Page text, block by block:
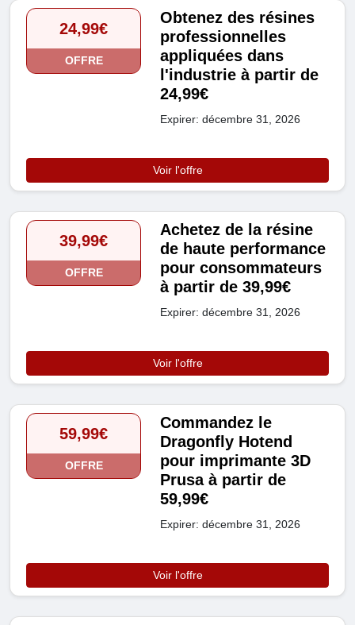
24,99€
OFFRE
Obtenez des résines
professionnelles
appliquées dans
l'industrie à partir de
24,99€
Expirer: décembre 31, 2026
Voir l'offre
39,99€
OFFRE
Achetez de la résine
de haute performance
pour consommateurs
à partir de 39,99€
Expirer: décembre 31, 2026
Voir l'offre
59,99€
OFFRE
Commandez le
Dragonfly Hotend
pour imprimante 3D
Prusa à partir de
59,99€
Expirer: décembre 31, 2026
Voir l'offre